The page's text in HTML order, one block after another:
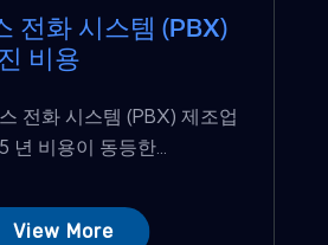
전화 시스템 (PBX)
비용
전화 시스템 (PBX) 제조업
년 비용이 동등한...
View More